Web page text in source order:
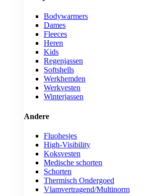
Bodywarmers
Dames
Fleeces
Heren
Kids
Regenjassen
Softshells
Werkhemden
Werkvesten
Winterjassen
Andere
Fluohesjes
High-Visibility
Koksvesten
Medische schorten
Schorten
Thermisch Ondergoed
Vlamvertragend/Multinorm